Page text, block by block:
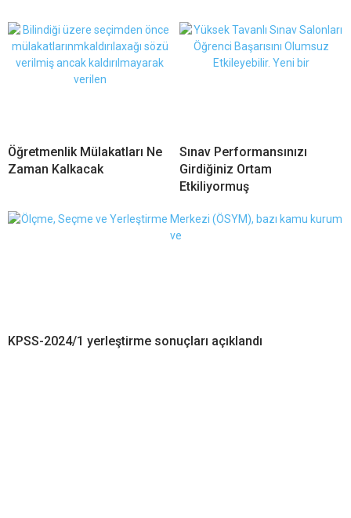
Öğretmenlik Mülakatları Ne
Zaman Kalkacak
Sınav Performansınızı
Girdiğiniz Ortam
Etkiliyormuş
KPSS-2024/1 yerleştirme sonuçları açıklandı